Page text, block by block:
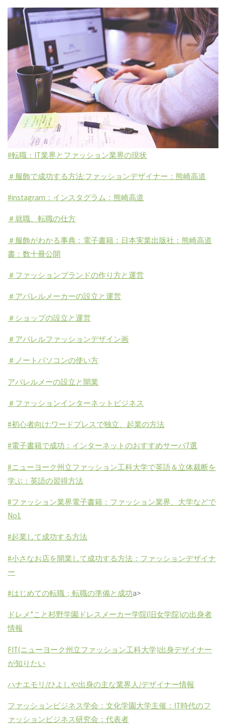
#転職：IT業界とファッション業界の現状
＃服飾で成功する方法:ファッションデザイナー：熊崎高道
#instagram：インスタグラム：熊崎高道
＃就職、転職の仕方
＃服飾がわかる事典：電子書籍：日本実業出版社：熊崎高道
書：数十冊公開
＃ファッションブランドの作り方と運営
＃アパレルメーカーの設立と運営
＃ショップの設立と運営
＃アパレルファッションデザイン画
＃ノートパソコンの使い方
アパレルメーの設立と開業
＃ファッションインターネットビジネス
#初心者向け:ワードプレスで独立、起業の方法
#電子書籍で成功：インターネットのおすすめサーバ7選
#ニューヨーク州立ファッション工科大学で英語＆立体裁断を
学ぶ：英語の習得方法
#ファッション業界電子書籍：ファッション業界、大学などで
No1
#起業して成功する方法
#小さなお店を開業して成功する方法：ファッションデザイナ
ー
#はじめての転職；転職の準備と成功a>
ドレメ”こと杉野学園ドレスメーカー学院(旧女学院)の出身者
情報
FIT(ニューヨーク州立ファッション工科大学)出身デザイナー
が知りたい
ハナエモリ/ひよしや出身の主な業界人/デザイナー情報
ファッションビジネス学会：文化学園大学主催：IT時代のフ
ァッションビジネス研究会：代表者